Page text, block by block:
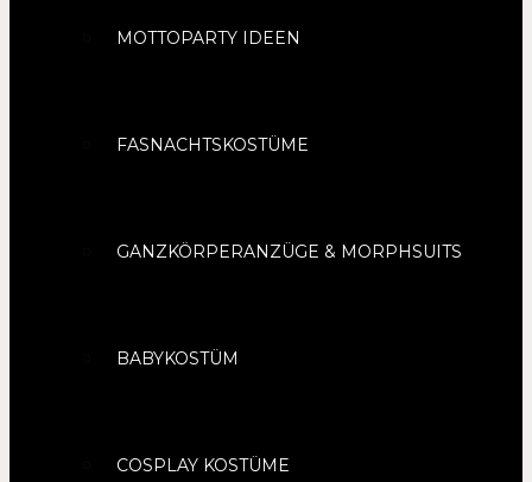
MOTTOPARTY IDEEN
FASNACHTSKOSTÜME
GANZKÖRPERANZÜGE & MORPHSUITS
BABYKOSTÜM
COSPLAY KOSTÜME